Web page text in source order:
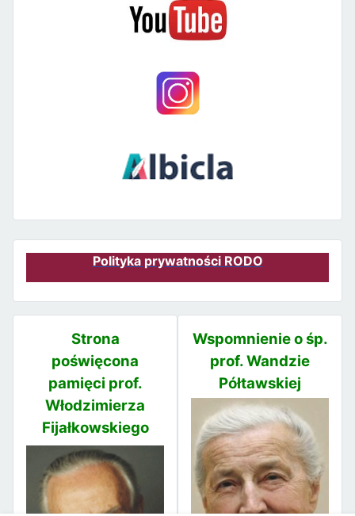
Polityka prywatności RODO
Strona
poświęcona
pamięci prof.
Włodzimierza
Fijałkowskiego
Wspomnienie o śp.
prof. Wandzie
Półtawskiej